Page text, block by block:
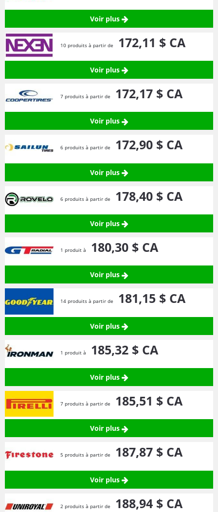
Voir plus
10 produits à partir de 172,11 $ CA
Voir plus
7 produits à partir de 172,17 $ CA
Voir plus
6 produits à partir de 172,90 $ CA
Voir plus
6 produits à partir de 178,40 $ CA
Voir plus
1 produit à 180,30 $ CA
Voir plus
14 produits à partir de 181,15 $ CA
Voir plus
1 produit à 185,32 $ CA
Voir plus
7 produits à partir de 185,51 $ CA
Voir plus
5 produits à partir de 187,87 $ CA
Voir plus
2 produits à partir de 188,94 $ CA